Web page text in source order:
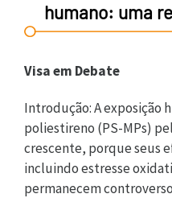
humano: uma
Visa em Debate
Introdução: A exposição
poliestireno (PS-MPs)
crescente, porque seus
incluindo estresse
permanecem